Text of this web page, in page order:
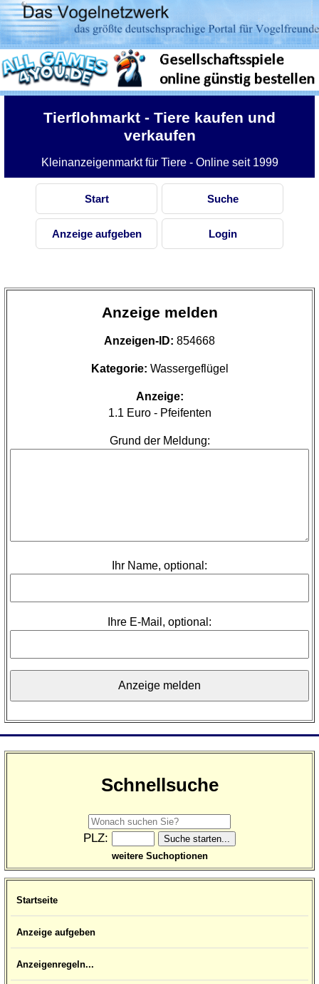
Schnellsuche
PLZ:
weitere Suchoptionen
Startseite
Anzeige aufgeben
Anzeigenregeln...
Tierflohmarkt - Tiere kaufen und
verkaufen
Kleinanzeigenmarkt für Tiere - Online seit 1999
Start Suche
Anzeige aufgeben Login
Anzeige melden
Anzeigen-ID: 854668
Kategorie: Wassergeflügel
Anzeige:
1.1 Euro - Pfeifenten
Grund der Meldung:
Ihr Name, optional:
Ihre E-Mail, optional: